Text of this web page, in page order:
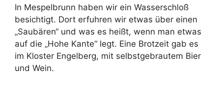
In Mespelbrunn haben wir ein Wasserschloß
besichtigt. Dort erfuhren wir etwas über einen
„Saubären“ und was es heißt, wenn man etwas
auf die „Hohe Kante“ legt. Eine Brotzeit gab es
im Kloster Engelberg, mit selbstgebrautem Bier
und Wein.